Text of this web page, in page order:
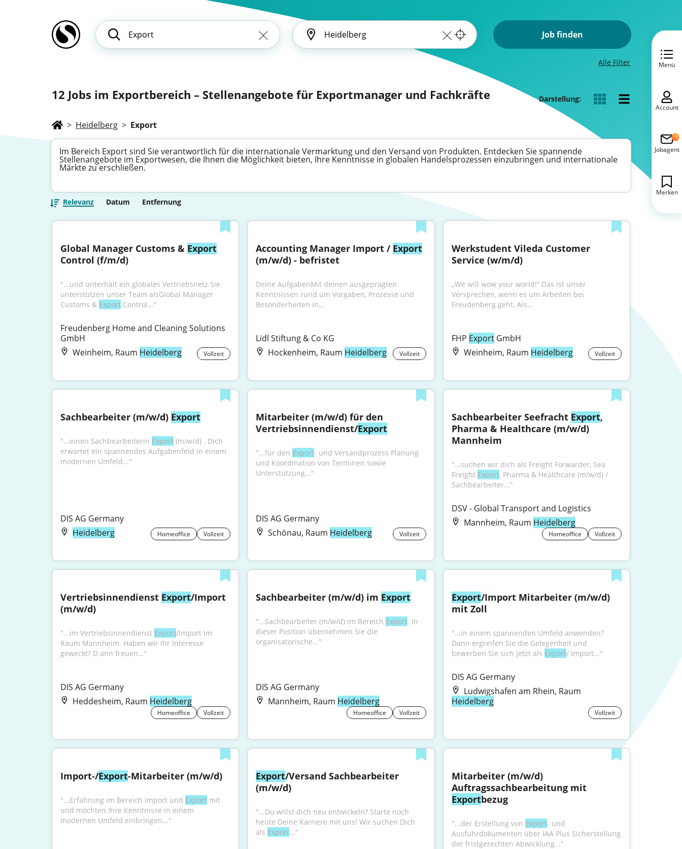
Job finden
Alle Filter
12 Jobs im Exportbereich – Stellenangebote für Exportmanager und Fachkräfte Darstellung:
> Heidelberg > Export
Im Bereich Export sind Sie verantwortlich für die internationale Vermarktung und den Versand von Produkten. Entdecken Sie spannende
Stellenangebote im Exportwesen, die Ihnen die Möglichkeit bieten, Ihre Kenntnisse in globalen Handelsprozessen einzubringen und internationale
Märkte zu erschließen.
Relevanz Datum Entfernung
Global Manager Customs & Export
Control (f/m/d)
"...und unterhält ein globales Vertriebsnetz.Sie
unterstützen unser Team alsGlobal Manager
Customs & Export Control..."
Freudenberg Home and Cleaning Solutions
GmbH
Weinheim, Raum Heidelberg Vollzeit
Accounting Manager Import / Export
(m/w/d) - befristet
Deine AufgabenMit deinen ausgeprägten
Kenntnissen rund um Vorgaben, Prozesse und
Besonderheiten in...
Lidl Stiftung & Co KG
Hockenheim, Raum Heidelberg Vollzeit
Werkstudent Vileda Customer
Service (w/m/d)
„We will wow your world!” Das ist unser
Versprechen, wenn es um Arbeiten bei
Freudenberg geht. Als...
FHP Export GmbH
Weinheim, Raum Heidelberg Vollzeit
Sachbearbeiter (m/w/d) Export
"...einen Sachbearbeiterin Export (m/w/d) . Dich
erwartet ein spannendes Aufgabenfeld in einem
modernen Umfeld..."
DIS AG Germany
Heidelberg
Homeoffice Vollzeit
Mitarbeiter (m/w/d) für den
Vertriebsinnendienst/Export
"...für den Export- und Versandprozess Planung
und Koordination von Terminen sowie
Unterstützung..."
DIS AG Germany
Schönau, Raum Heidelberg Vollzeit
Sachbearbeiter Seefracht Export,
Pharma & Healthcare (m/w/d)
Mannheim
"...suchen wir dich als Freight Forwarder, Sea
Freight Export, Pharma & Healthcare (m/w/d) /
Sachbearbeiter..."
DSV - Global Transport and Logistics
Mannheim, Raum Heidelberg
Homeoffice Vollzeit
Vertriebsinnendienst Export/Import
(m/w/d)
"...im Vertriebsinnendienst Export/Import im
Raum Mannheim. Haben wir Ihr Interesse
geweckt? D ann freuen..."
DIS AG Germany
Heddesheim, Raum Heidelberg
Homeoffice Vollzeit
Sachbearbeiter (m/w/d) im Export
"...Sachbearbeiter (m/w/d) im Bereich Export. In
dieser Position übernehmen Sie die
organisatorische..."
DIS AG Germany
Mannheim, Raum Heidelberg
Homeoffice Vollzeit
Export/Import Mitarbeiter (m/w/d)
mit Zoll
"...in einem spannenden Umfeld anwenden?
Dann ergreifen Sie die Gelegenheit und
bewerben Sie sich jetzt als Export/ Import..."
DIS AG Germany
Ludwigshafen am Rhein, Raum
Heidelberg
Vollzeit
Import-/Export-Mitarbeiter (m/w/d)
"...Erfahrung im Bereich Import und Export mit
und möchten Ihre Kenntnisse in einem
modernen Umfeld einbringen..."
Export/Versand Sachbearbeiter
(m/w/d)
"...Du willst dich neu entwickeln? Starte noch
heute Deine Karriere mit uns! Wir suchen Dich
als Export..."
Mitarbeiter (m/w/d)
Auftragssachbearbeitung mit
Exportbezug
"...der Erstellung von Export- und
Ausfuhrdokumenten über IAA Plus Sicherstellung
der fristgerechten Abwicklung..."
Menü
Account
Jobagent
Merken